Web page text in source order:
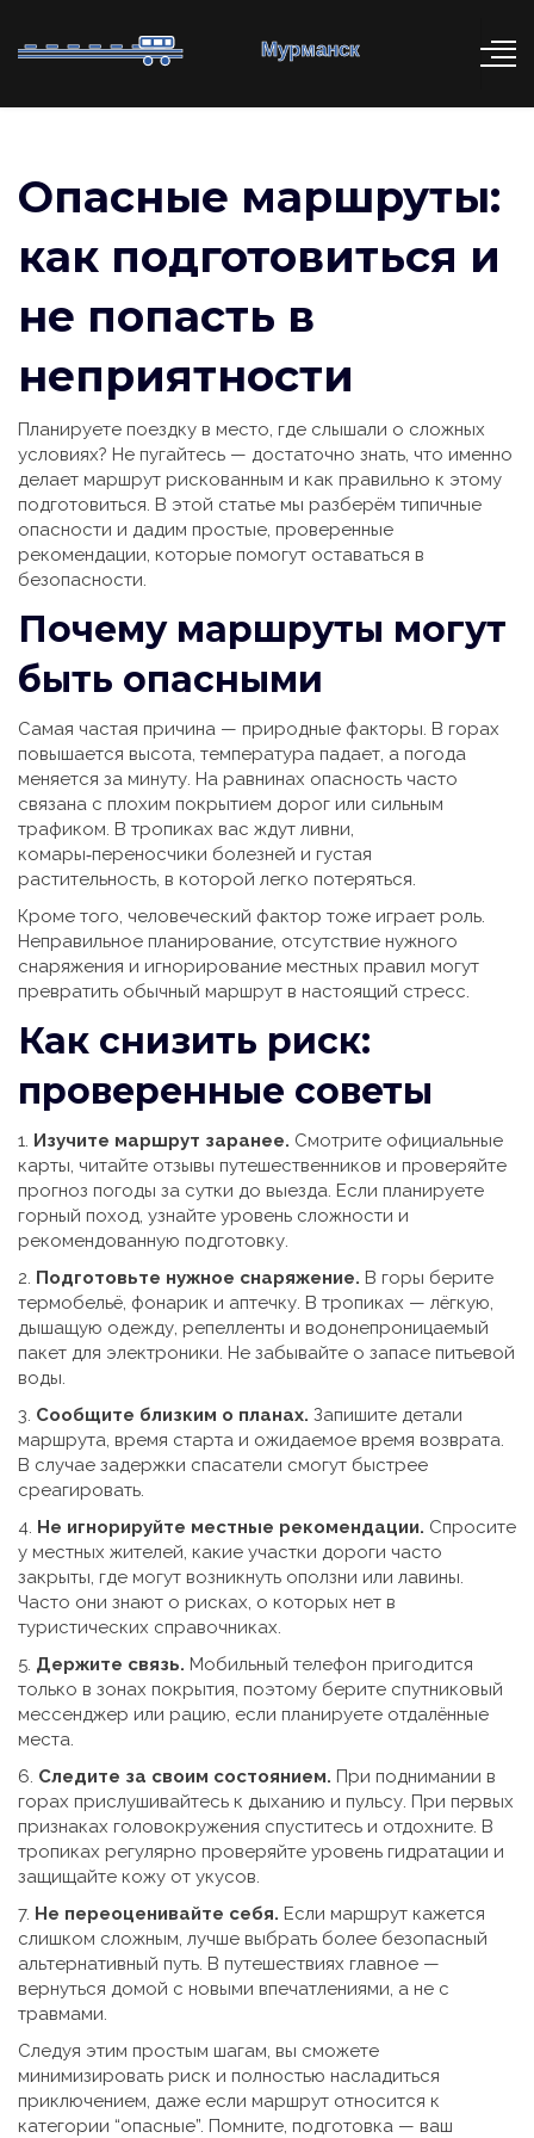
Опасные маршруты:
как подготовиться и
не попасть в
неприятности
Планируете поездку в место, где слышали о сложных
условиях? Не пугайтесь — достаточно знать, что именно
делает маршрут рискованным и как правильно к этому
подготовиться. В этой статье мы разберём типичные
опасности и дадим простые, проверенные
рекомендации, которые помогут оставаться в
безопасности.
Почему маршруты могут
быть опасными
Самая частая причина — природные факторы. В горах
повышается высота, температура падает, а погода
меняется за минуту. На равнинах опасность часто
связана с плохим покрытием дорог или сильным
трафиком. В тропиках вас ждут ливни,
комары‑переносчики болезней и густая
растительность, в которой легко потеряться.
Кроме того, человеческий фактор тоже играет роль.
Неправильное планирование, отсутствие нужного
снаряжения и игнорирование местных правил могут
превратить обычный маршрут в настоящий стресс.
Как снизить риск:
проверенные советы
1. Изучите маршрут заранее. Смотрите официальные
карты, читайте отзывы путешественников и проверяйте
прогноз погоды за сутки до выезда. Если планируете
горный поход, узнайте уровень сложности и
рекомендованную подготовку.
2. Подготовьте нужное снаряжение. В горы берите
термобельё, фонарик и аптечку. В тропиках — лёгкую,
дышащую одежду, репелленты и водонепроницаемый
пакет для электроники. Не забывайте о запасе питьевой
воды.
3. Сообщите близким о планах. Запишите детали
маршрута, время старта и ожидаемое время возврата.
В случае задержки спасатели смогут быстрее
среагировать.
4. Не игнорируйте местные рекомендации. Спросите
у местных жителей, какие участки дороги часто
закрыты, где могут возникнуть оползни или лавины.
Часто они знают о рисках, о которых нет в
туристических справочниках.
5. Держите связь. Мобильный телефон пригодится
только в зонах покрытия, поэтому берите спутниковый
мессенджер или рацию, если планируете отдалённые
места.
6. Следите за своим состоянием. При поднимании в
горах прислушивайтесь к дыханию и пульсу. При первых
признаках головокружения спуститесь и отдохните. В
тропиках регулярно проверяйте уровень гидратации и
защищайте кожу от укусов.
7. Не переоценивайте себя. Если маршрут кажется
слишком сложным, лучше выбрать более безопасный
альтернативный путь. В путешествиях главное —
вернуться домой с новыми впечатлениями, а не с
травмами.
Следуя этим простым шагам, вы сможете
минимизировать риск и полностью насладиться
приключением, даже если маршрут относится к
категории “опасные”. Помните, подготовка — ваш